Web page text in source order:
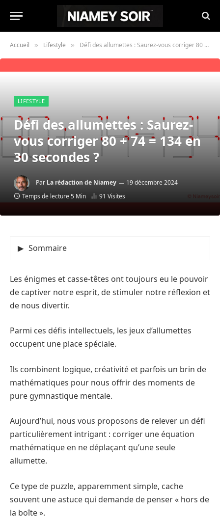
Accueil » Lifestyle » Défi des allumettes : Saurez-vous corriger 80 + 74 = 134 en 30 secondes ?
LIFESTYLE
Défi des allumettes : Saurez-
vous corriger 80 + 74 = 134 en
30 secondes ?
Par La rédaction de Niamey
19 décembre 2024
Temps de lecture 5 Min
91 Visites
Sommaire
Les énigmes et casse-têtes ont toujours eu le pouvoir
de captiver notre esprit, de stimuler notre réflexion et
de nous divertir.
Parmi ces défis intellectuels, les jeux d’allumettes
occupent une place spéciale.
Ils combinent logique, créativité et parfois un brin de
mathématiques pour nous offrir des moments de
pure gymnastique mentale.
Aujourd’hui, nous vous proposons de relever un défi
particulièrement intrigant : corriger une équation
mathématique en ne déplaçant qu’une seule
allumette.
Ce type de puzzle, apparemment simple, cache
souvent une astuce qui demande de penser « hors de
la boîte ».